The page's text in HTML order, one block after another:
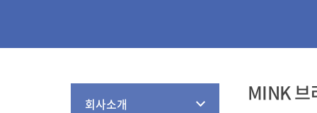
회사소개 MINK 브